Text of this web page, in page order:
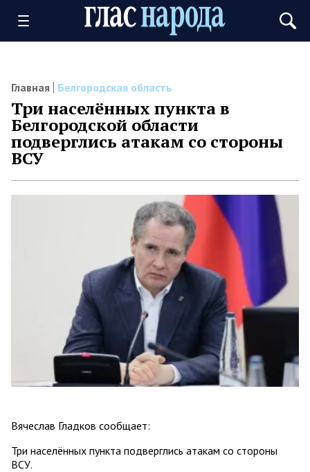
Главная Белгородская область
Три населённых пункта в
Белгородской области
подверглись атакам со стороны
ВСУ
Вячеслав Гладков сообщает:
Три населённых пункта подверглись атакам со стороны
ВСУ.